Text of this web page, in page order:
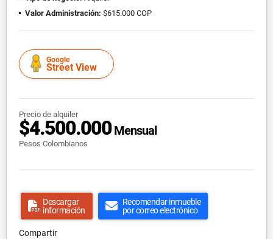
Valor Administración: $615.000 COP
Google
Street View
Precio de alquiler
$4.500.000Mensual
Pesos Colombianos
Descargar
información
Recomendar inmueble
por correo electrónico
Compartir